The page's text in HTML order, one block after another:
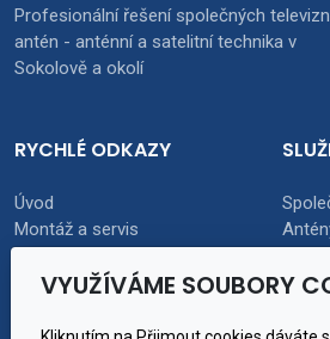
Profesionální řešení společných
antén - anténní a satelitní technika v
Sokolově a okolí
RYCHLÉ ODKAZY
Úvod
Montáž a servis
O nás
Kontakt
VYUŽÍVÁME SOUBORY